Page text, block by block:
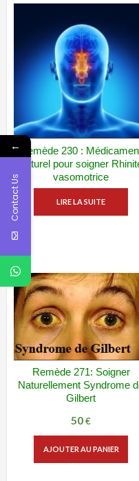
VUE
ADD WISHLIST
Remède 230 :
naturel pour soigner
vasomotrice
LIRE LA SUITE
VUE
ADD WISHLIST
Remède 271: Soigner
Naturellement Syndrome
Gilbert
50€
AJOUTER AU PANIER
←
Contact Us